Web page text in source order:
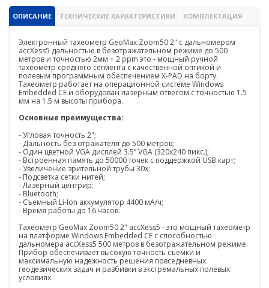
Agisoft
Аксессуары
Агро
САУ
Системы на экскаваторы
Системы на грейдеры
Системы на бульдозеры
Мониторинг
ГНСС-мониторинг
Интерферометрические радары
БПЛА
Аэрофотокамеры
Геоскан
DJI
ОПИСАНИЕ ТЕХНИЧЕСКИЕ ХАРАКТЕРИСТИКИ КОМПЛЕКТАЦИЯ
Электронный тахеометр GeoMax Zoom50 2" c дальномером
accXess5 дальностью в безотражательном режиме до 500
метров и точностью 2мм + 2 ppm это - мощный ручной
тахеометр среднего сегмента с качественной оптикой и
полевым программным обеспечением X-PAD на борту.
Тахеометр работает на операционной системе Windows
Embedded CE и оборудован лазерным отвесом с точностью 1.5
мм на 1.5 м высоты прибора.
Основные преимущества:
- Угловая точность 2";
- Дальность без отражателя до 500 метров;
- Один цветной VGA дисплей 3.5” VGA (320х240 пикс.);
- Встроенная память до 50000 точек с поддержкой USB карт;
- Увеличение зрительной трубы 30х;
- Подсветка сетки нитей;
- Лазерный центрир;
- Bluetooth;
- Съемный Li-Ion аккумулятор 4400 мА/ч;
- Время работы до 16 часов.
Тахеометр GeoMax Zoom50 2" accXess5 - это мощный тахеометр
на платформе Windows Embedded CE с способностью
дальномера accXess5 500 метров в безотражательном режиме.
Прибор обеспечивает высокую точность съемки и
максимальную надежность решения повседневных
геодезических задач и разбивки в экстремальных полевых
условиях.